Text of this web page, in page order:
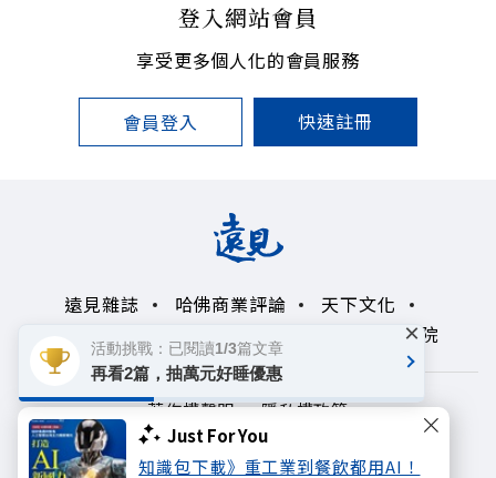
Just For You
知識包下載》重工業到餐飲都用AI！
登入網站會員
享受更多個人化的會員服務
會員登入 快速註冊
遠見雜誌 哈佛商業評論
天下文化
未來親子學習平台
50+ 領導影響力學院
著作權聲明
隱私權政策
Copyright© 1999~2026
活動挑戰：已閱讀1/3篇文章
再看2篇，抽萬元好睡優惠
×